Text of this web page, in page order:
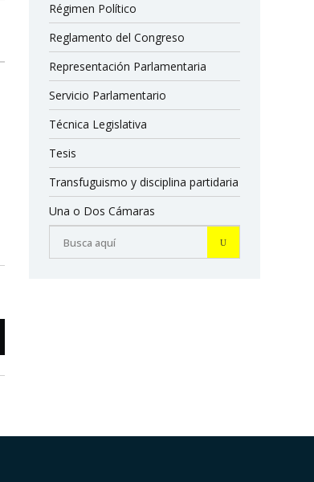
Régimen Político
Reglamento del Congreso
Representación Parlamentaria
Servicio Parlamentario
Técnica Legislativa
Tesis
Transfuguismo y disciplina partidaria
Una o Dos Cámaras